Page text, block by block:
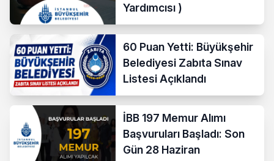
Yardımcısı )
60 Puan Yetti: Büyükşehir
Belediyesi Zabıta Sınav
Listesi Açıklandı
İBB 197 Memur Alımı
Başvuruları Başladı: Son
Gün 28 Haziran